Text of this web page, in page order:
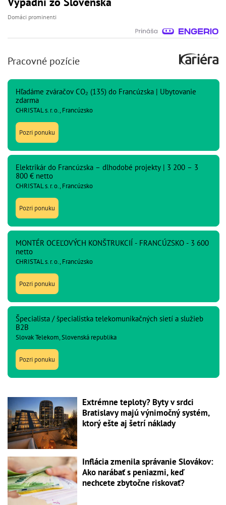
Domáci prominenti
Pracovné pozície
Hľadáme zváračov CO₂ (135) do Francúzska | Ubytovanie
zdarma
CHRISTAL s. r. o., Francúzsko
Pozri ponuku
Elektrikár do Francúzska – dlhodobé projekty | 3 200 – 3
800 € netto
CHRISTAL s. r. o., Francúzsko
Pozri ponuku
MONTÉR OCEĽOVÝCH KONŠTRUKCIÍ - FRANCÚZSKO - 3 600
netto
CHRISTAL s. r. o., Francúzsko
Pozri ponuku
Špecialista / špecialistka telekomunikačných sietí a služieb
B2B
Slovak Telekom, Slovenská republika
Pozri ponuku
Extrémne teploty? Byty v srdci
Bratislavy majú výnimočný systém,
ktorý ešte aj šetrí náklady
Inflácia zmenila správanie Slovákov:
Ako narábať s peniazmi, keď
nechcete zbytočne riskovať?